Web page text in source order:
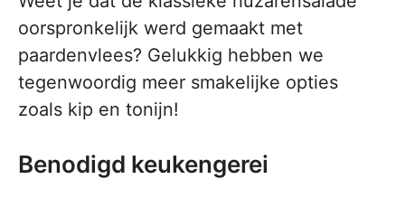
oorspronkelijk werd gemaakt met
paardenvlees? Gelukkig hebben we
tegenwoordig meer smakelijke opties
zoals kip en tonijn!
Benodigd keukengerei